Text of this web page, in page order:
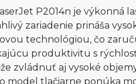
P2014n je výkonná
zariadenie prináša
technológiou, čo
produktivitu s
zvládnuť aj vysoké
model tlačiarne ponúka